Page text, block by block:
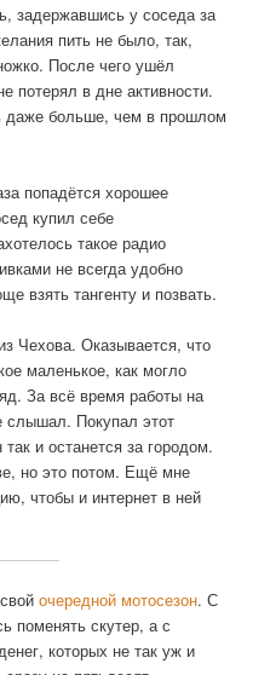
задержавшись у соседа за
пить не было, так,
После чего ушёл
потерял в дне активности.
даже больше, чем в прошлом
попадётся хорошее
купил себе
такое радио
не всегда удобно
взять тангенту и позвать.
Чехова. Оказывается, что
маленькое, как могло
За всё время работы на
слышал. Покупал этот
и останется за городом.
но это потом. Ещё мне
чтобы и интернет в ней
очередной мотосезон. С
поменять скутер, а с
которых не так уж и